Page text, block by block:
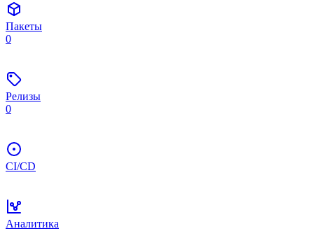
Пакеты
0
Релизы
0
CI/CD
Аналитика